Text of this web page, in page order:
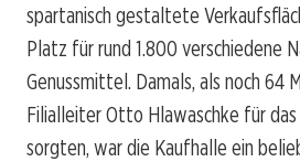
spartanisch gestaltete
Platz für rund 1.800 verschiedene
Genussmittel. Damals, als noch 64
Filialleiter Otto Hlawaschke für
sorgten, war die Kaufhalle ein